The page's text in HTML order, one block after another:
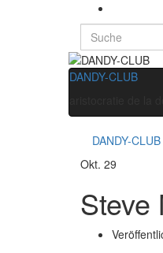
Search
for:
DANDY-CLUB
DANDY-
Okt. 29
Steve